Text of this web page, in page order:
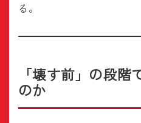
る。
「壊す前」の段
のか